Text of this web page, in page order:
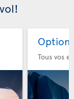
Option
Tous vos